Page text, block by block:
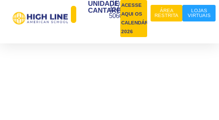
UNIDADE
CANTAREIRA
(11)
4240-
5060
ACESSE
AQUI OS
CALENDÁRIOS
2026
ÁREA
RESTRITA
LOJAS
VIRTUAIS